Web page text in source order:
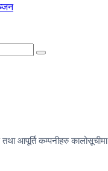
तथा आपूर्ति कम्पनीहरु कालोसूचीमा